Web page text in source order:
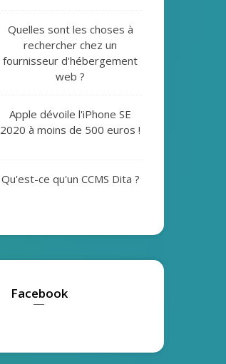
Quelles sont les choses à
rechercher chez un
fournisseur d'hébergement
web ?
Apple dévoile l'iPhone SE
2020 à moins de 500 euros !
Qu'est-ce qu'un CCMS Dita ?
Facebook